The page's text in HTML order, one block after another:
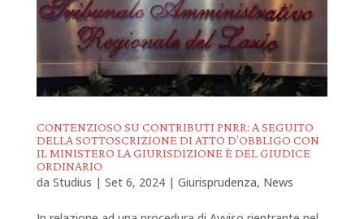
CONTENZIOSO SU CONTRIBUTI PNRR: A SEGUITO
DELLA SOTTOSCRIZIONE DI ATTO D’OBBLIGO CON
IL MINISTERO LA GIURISDIZIONE È DEL GIUDICE
ORDINARIO
da Studius | Set 6, 2024| Giurisprudenza, News